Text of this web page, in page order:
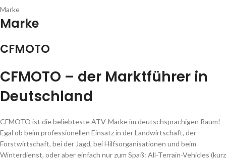
Marke
Marke
CFMOTO
CFMOTO – der Marktführer in
Deutschland
CFMOTO ist die beliebteste ATV-Marke im deutschsprachigen Raum!
Egal ob beim professionellen Einsatz in der Landwirtschaft, der
Forstwirtschaft, bei der Jagd, bei Hilfsorganisationen und beim
Winterdienst, oder aber einfach nur zum Spaß: All-Terrain-Vehicles (kurz